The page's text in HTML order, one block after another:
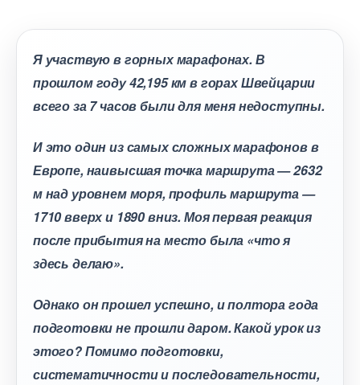
Я участвую в горных марафонах.
прошлом году 42,195 км в горах Швейцарии
сего за 7 часов были для меня недоступны.
И это один из самых сложных марафоно
Европе, наивысшая точка маршрута — 2632
м над уровнем моря, профиль маршрута —
1710 вверх и 1890 вниз. Моя первая реакция
после прибытия на место была «что я
здесь делаю».
Однако он прошел успешно, и полтора года
подготовки не прошли даром. Какой урок из
этого? Помимо подготовки,
систематичности и последовательности,